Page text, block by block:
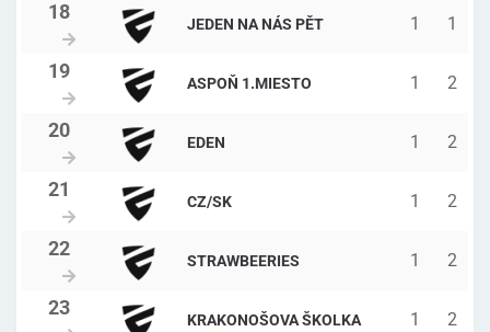
JEDEN NA NÁS PĚT 1 1
ASPOŇ 1.MIESTO 1 2
EDEN 1 2
CZ/SK 1 2
STRAWBEERIES 1 2
KRAKONOŠOVA ŠKOLKA 1 2